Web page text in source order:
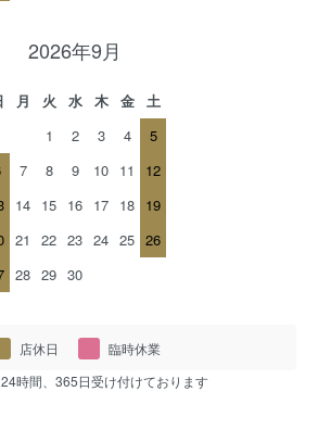
2026年9月
月 火 水 木 金
土
1
2 3 4
5
7 8 9 10 11
12
14 15 16 17 18 19
21 22 23 24 25 26
28 29 30
店休日
臨時休業
時間、365日受け付けております